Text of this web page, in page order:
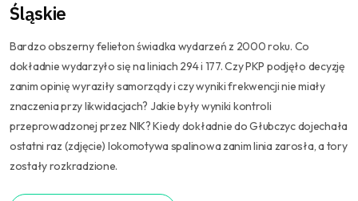
Śląskie
Bardzo obszerny felieton świadka wydarzeń z 2000 roku. Co
dokładnie wydarzyło się na liniach 294 i 177. Czy PKP podjęło decyzję
zanim opinię wyraziły samorządy i czy wyniki frekwencji nie miały
znaczenia przy likwidacjach? Jakie były wyniki kontroli
przeprowadzonej przez NIK? Kiedy dokładnie do Głubczyc dojechała
ostatni raz (zdjęcie) lokomotywa spalinowa zanim linia zarosła, a tory
zostały rozkradzione.